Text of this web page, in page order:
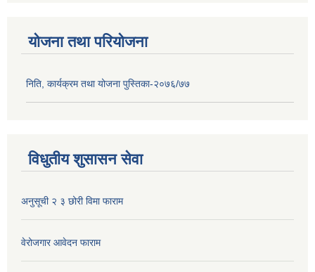
योजना तथा परियोजना
निति, कार्यक्रम तथा योजना पुस्तिका-२०७६/७७
विधुतीय शुसासन सेवा
अनुसूची २ ३ छोरी विमा फाराम
वेरोजगार आवेदन फाराम